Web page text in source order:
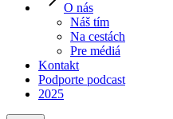
O nás
Náš tím
Na cestách
Pre médiá
Kontakt
Podporte podcast
2025